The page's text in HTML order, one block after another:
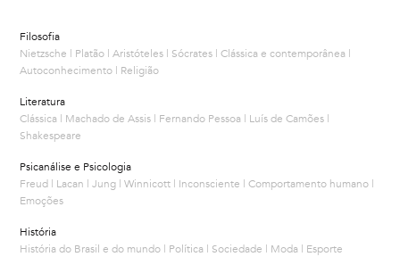
Filosofia
Nietzsche | Platão | Aristóteles | Sócrates | Clássica e contemporânea |
Autoconhecimento | Religião
Literatura
Clássica | Machado de Assis | Fernando Pessoa | Luís de Camões |
Shakespeare
Psicanálise e Psicologia
Freud | Lacan | Jung | Winnicott | Inconsciente | Comportamento humano |
Emoções
História
História do Brasil e do mundo | Política | Sociedade | Moda | Esporte